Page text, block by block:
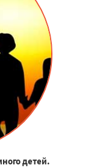
детей.